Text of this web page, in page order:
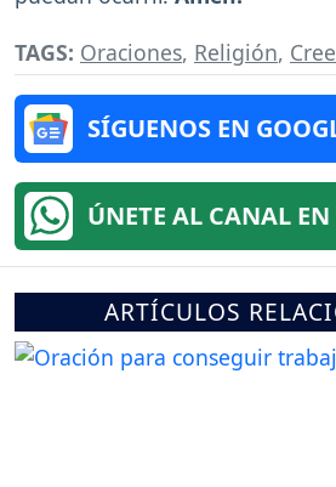
TAGS: Oraciones, Religión,
SÍGUENOS EN
ÚNETE AL CANAL
ARTÍCULOS